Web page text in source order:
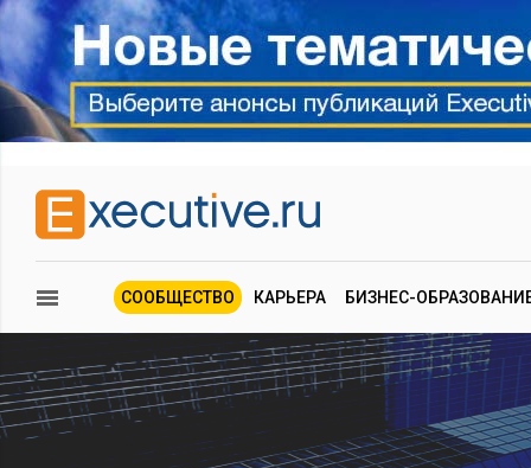
СООБЩЕСТВО КАРЬЕРА БИЗНЕС-